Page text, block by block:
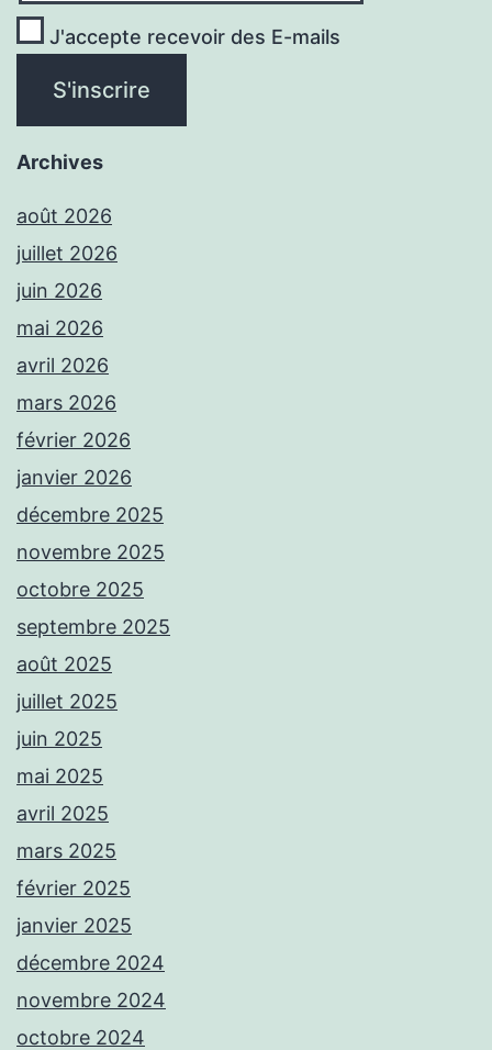
J'accepte recevoir des E-mails
Archives
août 2026
juillet 2026
juin 2026
mai 2026
avril 2026
mars 2026
février 2026
janvier 2026
décembre 2025
novembre 2025
octobre 2025
septembre 2025
août 2025
juillet 2025
juin 2025
mai 2025
avril 2025
mars 2025
février 2025
janvier 2025
décembre 2024
novembre 2024
octobre 2024